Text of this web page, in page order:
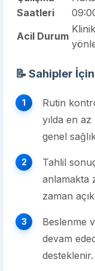
Saatleri
Acil Durum
📝 Sahipler
Rutin
yılda en az
genel
Tahlil
anlamakta
zaman açık
Beslenme
devam
desteklenir.